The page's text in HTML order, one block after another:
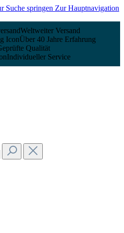
Suche springen Zur Hauptnavigation
Weltweiter Versand
Über 40 Jahre Erfahrung
Qualität
Individueller Service